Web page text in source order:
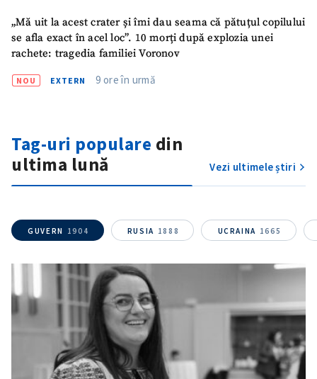
„Mă uit la acest crater și îmi dau seama că pătuțul copilului
se afla exact în acel loc”. 10 morți după explozia unei
rachete: tragedia familiei Voronov
NOU EXTERN 9 ore în urmă
Tag-uri populare din
ultima lună
Vezi ultimele știri
GUVERN 1904 RUSIA 1888 UCRAINA 1665